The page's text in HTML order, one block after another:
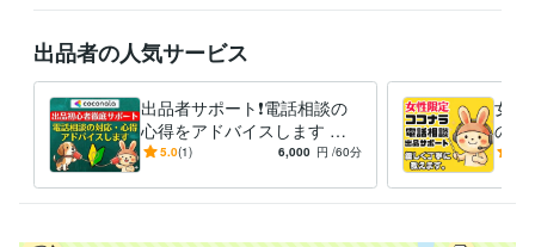
※離席中や通話中の場合でも、「この後お電話できますか？」などメッセ
折り返しご連絡し、優先的にご相談予約を承ります。
❤️うさぴょんの声（自己紹介）
https://coconala.com/blogs/2442027/760213
❤️うさぴょん【FMラジオ出演時の音声】
https://coconala.com/blogs/2442027/530041
出品者の人気サービス
出品者サポート❗電話相談の
心得をアドバイスします 登
録34日でプラチナ！実績600
5.0(1) 6,000 円 /60分
女性
の練
千件